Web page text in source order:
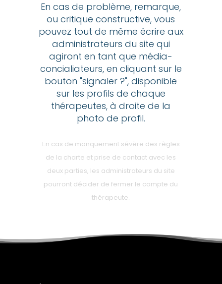
En cas de problème, remarque,
ou critique constructive, vous
pouvez tout de même écrire aux
administrateurs du site qui
agiront en tant que média-
concialiateurs, en cliquant sur le
bouton "signaler ?", disponible
sur les profils de chaque
thérapeutes, à droite de la
photo de profil.
En cas de manquement sévère des règles
de la charte et prise de contact avec les
deux parties, les administrateurs du site
pourront décider de fermer le compte du
thérapeute.